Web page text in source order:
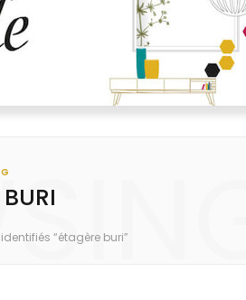
“étagère buri”